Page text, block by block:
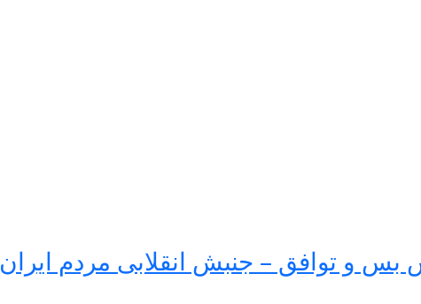
بس و توافق – جنبش انقلابی مردم ایران